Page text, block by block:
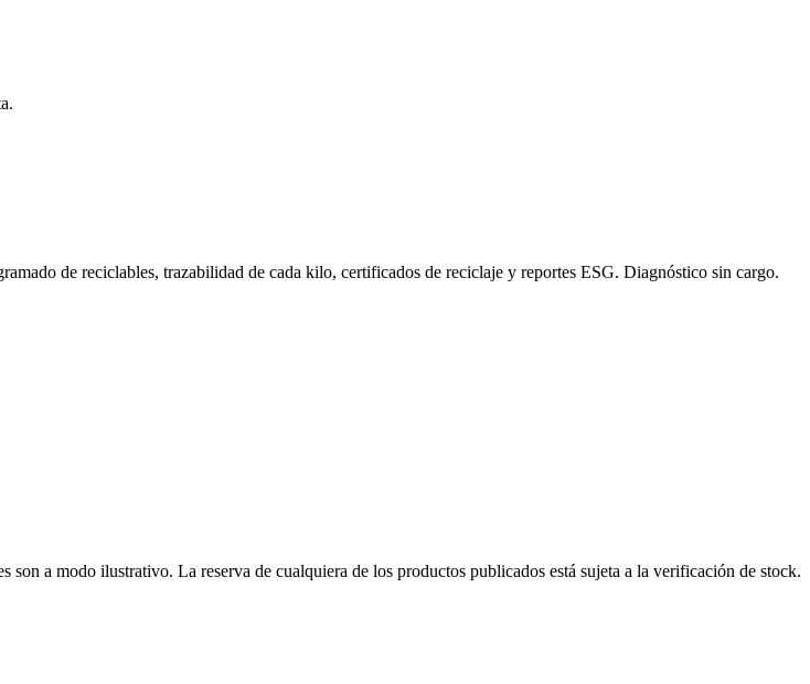
de reciclables, trazabilidad de cada kilo, certificados de reciclaje y reportes ESG. Diagnóstico sin cargo.
a modo ilustrativo. La reserva de cualquiera de los productos publicados está sujeta a la verificación de stock.